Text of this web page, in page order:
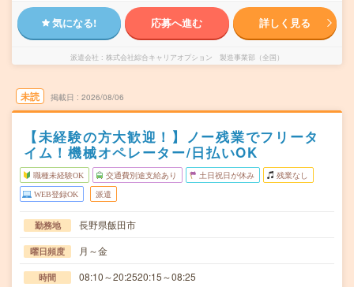
気になる! 応募へ進む 詳しく見る
派遣会社 株式会社綜合キャリアオプション 製造事業部（全国）
未読 掲載日 2026/08/06
【未経験の方大歓迎！】ノー残業でフリータ
イム！機械オペレーター/日払いOK
職種未経験OK 交通費別途支給あり 土日祝日が休み 残業なし
WEB登録OK 派遣
勤務地 長野県飯田市
曜日頻度 月～金
時間 08:10～20:2520:15～08:25